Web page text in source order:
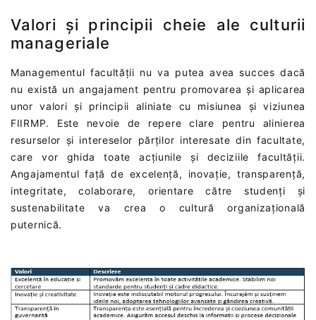
Valori și principii cheie ale culturii
manageriale
Managementul facultății nu va putea avea succes dacă
nu există un angajament pentru promovarea și aplicarea
unor valori și principii aliniate cu misiunea și viziunea
FIIRMP. Este nevoie de repere clare pentru alinierea
resurselor și intereselor părților interesate din facultate,
care vor ghida toate acțiunile și deciziile facultății.
Angajamentul față de excelență, inovație, transparență,
integritate, colaborare, orientare către studenți și
sustenabilitate va crea o cultură organizațională
puternică.